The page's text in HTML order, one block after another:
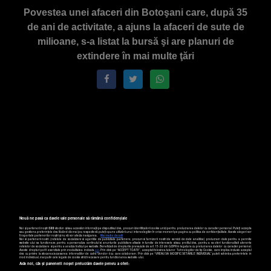
Povestea unei afaceri din Botoşani care, după 35
de ani de activitate, a ajuns la afaceri de sute de
milioane, s-a listat la bursă şi are planuri de
extindere în mai multe ţări
Nouă ne pasă ca datele tale personale să rămână confidențiale
Noi și partenerii noștri589stocăm și/sau accesăm informații pe dispozitivul dvs., precum identificatorii cookie unici pentru prelucrarea datelor cu caracter personal. Puteți accepta
sau gestiona preferințele dvs. făcând clic mai jos, respectiv vă puteți opune utilizării unui interes legitim în orice moment pe pagina cu politica de confidențialitate. Aceste alegeri vor
fi raportate partenerilor noștri și nu vă vor afecta navigarea.
Mai multe detalii
Noi si partenerii nostri (retelele de socializare si agentiile de publicitate partenere, precum si furnizorii nostri de servicii de date analitice) prelucram date pentru a permite
website-ului sa functioneze, pentru a personaliza continutul si anunturile publicitare afisate in functie de interesele si/sau profilul dvs., pentru a va oferi functionalitati aferente
retelelor de socializare si pentru a analiza traficul pe website. Beneficiati de drepturile prevazute de art. 15-22 din GDPR in legatura cu prelucrarea datelor cu caracter personal.
Aceste drepturi pot fi exercitate prin modalitatea indicataaici. Prin click pe “ACCEPT TOATE”, acceptati folosirea tuturor Tehnologiilor de tip Cookie, care implica inclusiv acceptul
dvs. cu privire la stocarea/accesarea informatiilor de catre Vendor-ii cu care colaboram. Prin click pe “VREAU SA MODIFIC SETARILE INDIVIDUAL” puteti schimba preferintele in
mod individual, mai putin cele legate de cookie strict necesare pentru functionarea website-ului.
Atât noi, cât și partenerii noștri prelucrăm datele pentru a oferi: